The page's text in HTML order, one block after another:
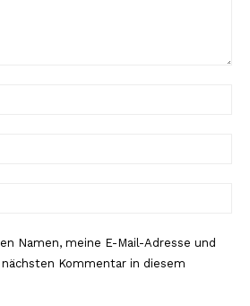
Namen, meine E-Mail-Adresse und
Kommentar in diesem